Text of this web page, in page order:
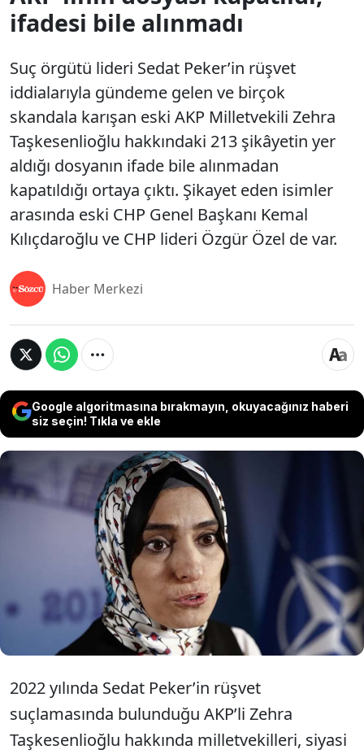
ifadesi bile alınmadı
Suç örgütü lideri Sedat Peker’in rüşvet
iddialarıyla gündeme gelen ve birçok
skandala karışan eski AKP Milletvekili Zehra
Taşkesenlioğlu hakkındaki 213 şikâyetin yer
aldığı dosyanın ifade bile alınmadan
kapatıldığı ortaya çıktı. Şikayet eden isimler
arasında eski CHP Genel Başkanı Kemal
Kılıçdaroğlu ve CHP lideri Özgür Özel de var.
Haber Merkezi
Google algoritmasına bırakmayın, okuyacağınız haberi
siz seçin! Tıkla ve ekle
Suç örgütü lideri Sedat Peker’in rüşvet iddialarıyla
gündeme gelen ve birçok skandala karışan eski
AKP Milletvekili Zehra Taşkesenlioğlu hakkındaki
213 şikâyetin yer aldığı dosyanın ifade bile
alınmadan kapatıldığı ortaya çıktı. Şikayet eden
isimler arasında eski CHP Genel Başkanı Kemal
Kılıçdaroğlu ve CHP lideri Özgür Özel de var.
2022 yılında Sedat Peker’in rüşvet
suçlamasında bulunduğu AKP’li Zehra
Taşkesenlioğlu hakkında milletvekilleri, siyasi